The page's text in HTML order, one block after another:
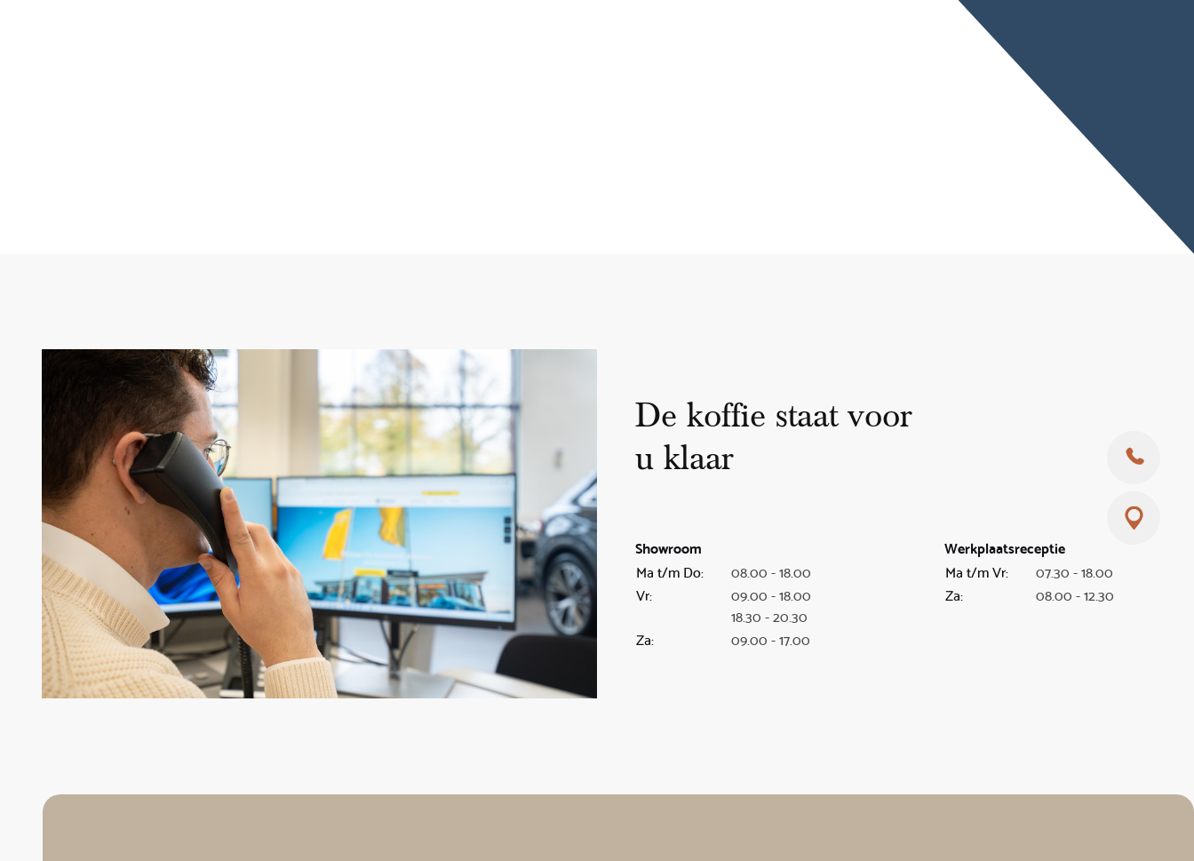
De koffie staat voor
u klaar
Showroom
Ma t/m Do:
08.00 - 18.00
Vr:
09.00 - 18.00
18.30 - 20.30
Za:
09.00 - 17.00
Werkplaatsreceptie
Ma t/m Vr:
07.30 - 18.00
Za:
08.00 - 12.30